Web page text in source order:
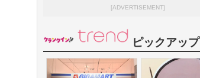
[ADVERTISEMENT]
ピックアップ